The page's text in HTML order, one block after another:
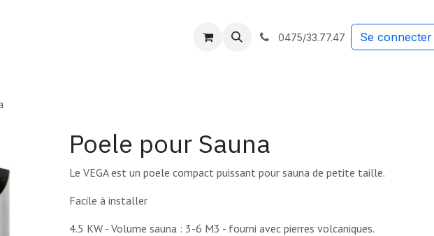
Contactez-nous 0475/33.77.47 Se connecter
Poele pour Sauna
Le VEGA est un poele compact puissant pour sauna de petite taille.
Facile à installer
4.5 KW - Volume sauna : 3-6 M3 - fourni avec pierres volcaniques.